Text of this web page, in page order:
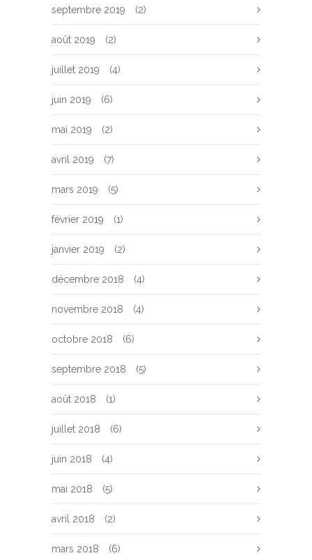
septembre 2019 (2)
août 2019 (2)
juillet 2019 (4)
juin 2019 (6)
mai 2019 (2)
avril 2019 (7)
mars 2019 (5)
février 2019 (1)
janvier 2019 (2)
décembre 2018 (4)
novembre 2018 (4)
octobre 2018 (6)
septembre 2018 (5)
août 2018 (1)
juillet 2018 (6)
juin 2018 (4)
mai 2018 (5)
avril 2018 (2)
mars 2018 (6)